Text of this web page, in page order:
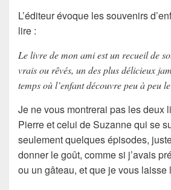
L’éditeur évoque les souvenirs
lire :
Le livre de mon ami est un recueil de
vrais ou rêvés, un des plus délicieux
temps où l’enfant découvre peu à peu
Je ne vous montrerai pas les deux
Pierreet celui deSuzannequi se
seulement quelques épisodes,
donner le goût, comme si j’avais
ou un gâteau, et que je vous